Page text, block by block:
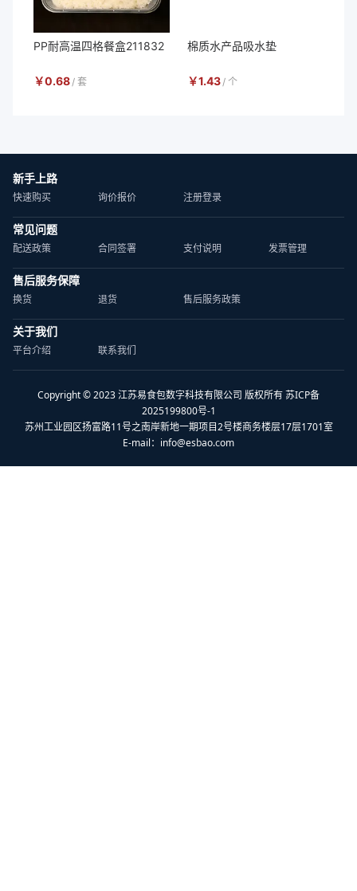
PP耐高温四格餐盒211832
￥0.68 / 套
棉质水产品吸水垫
￥1.43 / 个
新手上路
快速购买 询价报价 注册登录
常见问题
配送政策 合同签署 支付说明 发票管理
售后服务保障
换货 退货 售后服务政策
关于我们
平台介绍 联系我们
Copyright © 2023 江苏易食包数字科技有限公司 版权所有 苏ICP备
2025199800号-1
苏州工业园区扬富路11号之南岸新地一期项目2号楼商务楼层17层1701室
E-mail： info@esbao.com